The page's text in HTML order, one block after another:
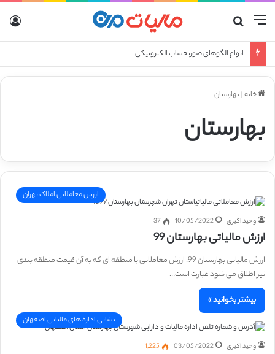
منو
انواع الگوهای صورتحساب الکترونیکی
خانه| بهارستان
بهارستان
ارزش معاملاتی املاک تهران
وحید اکبری 10/05/2022
37
ارزش مالیاتی بهارستان 99
ارزش مالیاتی بهارستان 99: ارزش معاملاتی یا منطقه ای که به آن قیمت منطقه بندی
نیز اطلاق می شود عبارت است…
بیشتر بخوانید »
نشانی اداره های مالیاتی اصفهان
وحید اکبری 03/05/2022
1,225